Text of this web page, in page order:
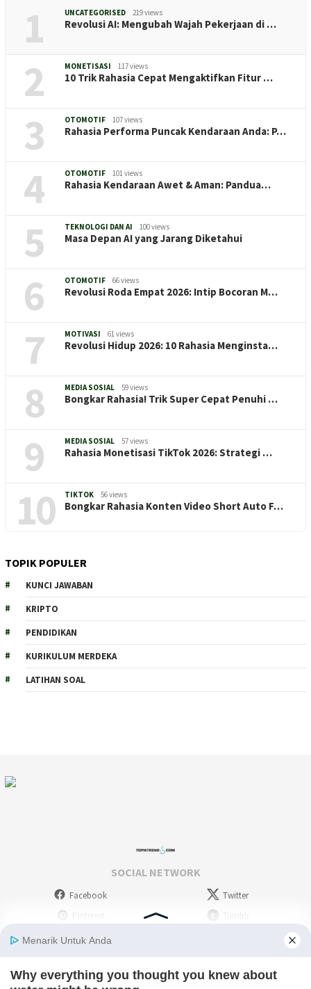
1 UNCATEGORISED 219 views
Revolusi AI: Mengubah Wajah Pekerjaan di …
2 MONETISASI 117 views
10 Trik Rahasia Cepat Mengaktifkan Fitur …
3 OTOMOTIF 107 views
Rahasia Performa Puncak Kendaraan Anda: P…
4 OTOMOTIF 101 views
Rahasia Kendaraan Awet & Aman: Pandua…
5 TEKNOLOGI DAN AI 100 views
Masa Depan AI yang Jarang Diketahui
6 OTOMOTIF 66 views
Revolusi Roda Empat 2026: Intip Bocoran M…
7 MOTIVASI 61 views
Revolusi Hidup 2026: 10 Rahasia Menginsta…
8 MEDIA SOSIAL 59 views
Bongkar Rahasia! Trik Super Cepat Penuhi …
9 MEDIA SOSIAL 57 views
Rahasia Monetisasi TikTok 2026: Strategi …
10 TIKTOK 56 views
Bongkar Rahasia Konten Video Short Auto F…
TOPIK POPULER
KUNCI JAWABAN
KRIPTO
PENDIDIKAN
KURIKULUM MERDEKA
LATIHAN SOAL
SOCIAL NETWORK
Facebook
Twitter
Tumblr
Stumbleupon
Deviantart
Myspace